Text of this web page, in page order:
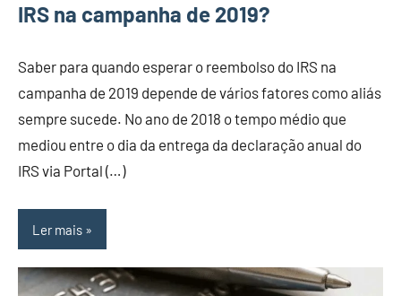
IRS na campanha de 2019?
Saber para quando esperar o reembolso do IRS na
campanha de 2019 depende de vários fatores como aliás
sempre sucede. No ano de 2018 o tempo médio que
mediou entre o dia da entrega da declaração anual do
IRS via Portal (…)
Ler mais